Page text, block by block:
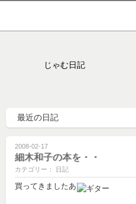
じゃむ日記
2008-02-17
細木和子の本を・・
カテゴリー： 日記
買ってきましたあ